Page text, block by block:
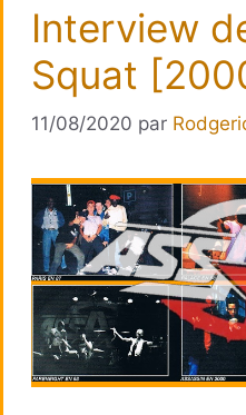
Interview
Squat
11/08/2020 par